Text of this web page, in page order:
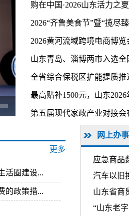
2026年双品网购节暨淘天集团
购在中国·2026山东活力之
2026“齐鲁美食节”暨“揽尽
2026黄河流域跨境电商博
山东青岛、淄博两市入选
全省综合保税区扩能提质
最高贴补1500元，山东
第五届现代家政产业对接会
更多
活圈建设...
的政策措...
网上办事
应急商品
汽车以旧
山东省商
“山东老